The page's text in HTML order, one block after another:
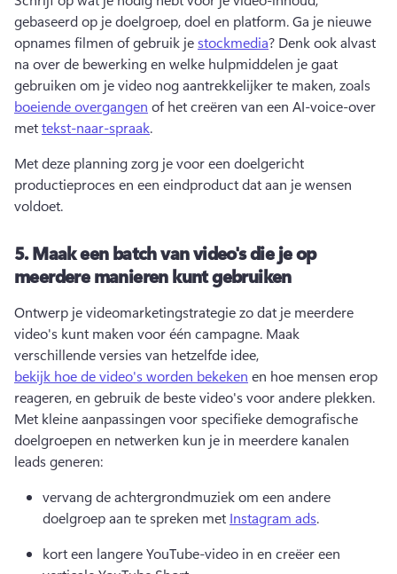
gebaseerd op je doelgroep, doel en platform. Ga je nieuwe
opnames filmen of gebruik je stockmedia? Denk ook alvast
na over de bewerking en welke hulpmiddelen je gaat
gebruiken om je video nog aantrekkelijker te maken, zoals
boeiende overgangen of het creëren van een AI-voice-over
met tekst-naar-spraak.
Met deze planning zorg je voor een doelgericht
productieproces en een eindproduct dat aan je wensen
voldoet.
5.Maak een batch van video's die je op
meerdere manieren kunt gebruiken
Ontwerp je videomarketingstrategie zo dat je meerdere
video's kunt maken voor één campagne. Maak
verschillende versies van hetzelfde idee,
bekijk hoe de video's worden bekeken en hoe mensen erop
Met kleine aanpassingen voor specifieke demografische
doelgroepen en netwerken kun je in meerdere kanalen
leads generen:
vervang de achtergrondmuziek om een andere
doelgroep aan te spreken met Instagram ads.
kort een langere YouTube-video in en creëer een